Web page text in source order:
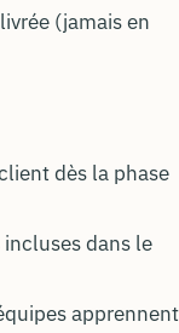
(jamais en
dès la phase
dans le
apprennent